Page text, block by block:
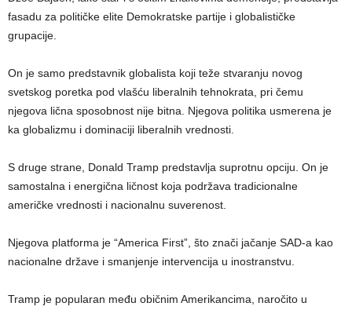
fasadu za političke elite Demokratske partije i globalističke
grupacije.
On je samo predstavnik globalista koji teže stvaranju novog
svetskog poretka pod vlašću liberalnih tehnokrata, pri čemu
njegova lična sposobnost nije bitna. Njegova politika usmerena je
ka globalizmu i dominaciji liberalnih vrednosti.
S druge strane, Donald Tramp predstavlja suprotnu opciju. On je
samostalna i energična ličnost koja podržava tradicionalne
američke vrednosti i nacionalnu suverenost.
Njegova platforma je “America First”, što znači jačanje SAD-a kao
nacionalne države i smanjenje intervencija u inostranstvu.
Tramp je popularan među običnim Amerikancima, naročito u